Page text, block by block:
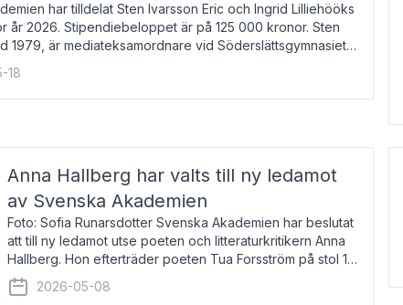
har tilldelat Sten Ivarsson Eric och Ingrid Lilliehööks
år 2026. Stipendiebeloppet är på 125 000 kronor. Sten
1979, är mediateksamordnare vid Söderslättsgymnasiet i
har han på
18
Anna Hallberg har valts till ny ledamot
av Svenska Akademien
Foto: Sofia Runarsdotter Svenska Akademien har beslutat
att till ny ledamot utse poeten och litteraturkritikern Anna
Hallberg. Hon efterträder poeten Tua Forsström på stol 18
och kommer att ta sitt inträde vid Akademiens
högtidssammankomst
2026-05-08